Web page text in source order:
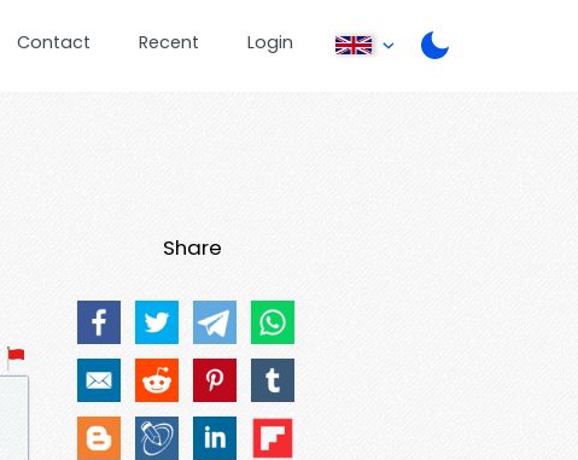
Contact Recent Login
Share